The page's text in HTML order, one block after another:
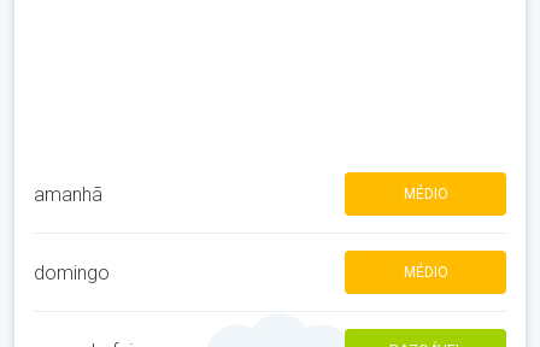
amanhã MÉDIO
domingo MÉDIO